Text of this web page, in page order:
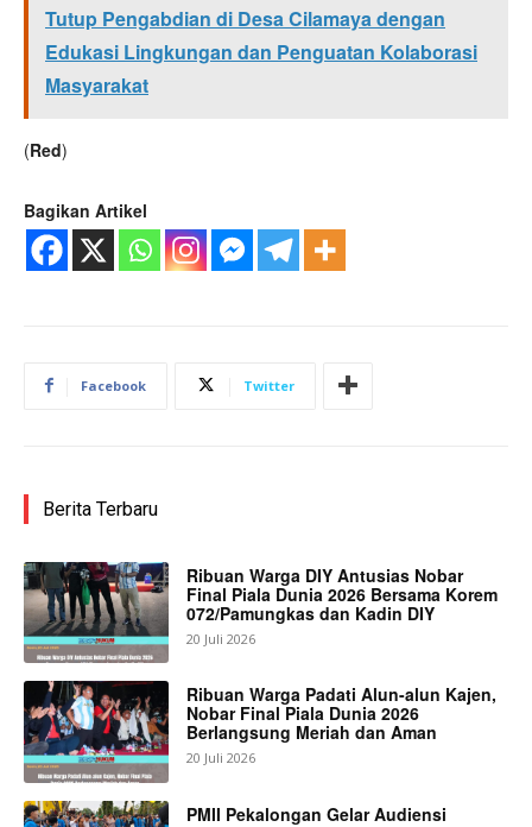
Tutup Pengabdian di Desa Cilamaya dengan
Edukasi Lingkungan dan Penguatan Kolaborasi
Masyarakat
(Red)
Bagikan Artikel
Facebook Twitter
Berita Terbaru
Ribuan Warga DIY Antusias Nobar
Final Piala Dunia 2026 Bersama Korem
072/Pamungkas dan Kadin DIY
20 Juli 2026
Ribuan Warga Padati Alun-alun Kajen,
Nobar Final Piala Dunia 2026
Berlangsung Meriah dan Aman
20 Juli 2026
PMII Pekalongan Gelar Audiensi